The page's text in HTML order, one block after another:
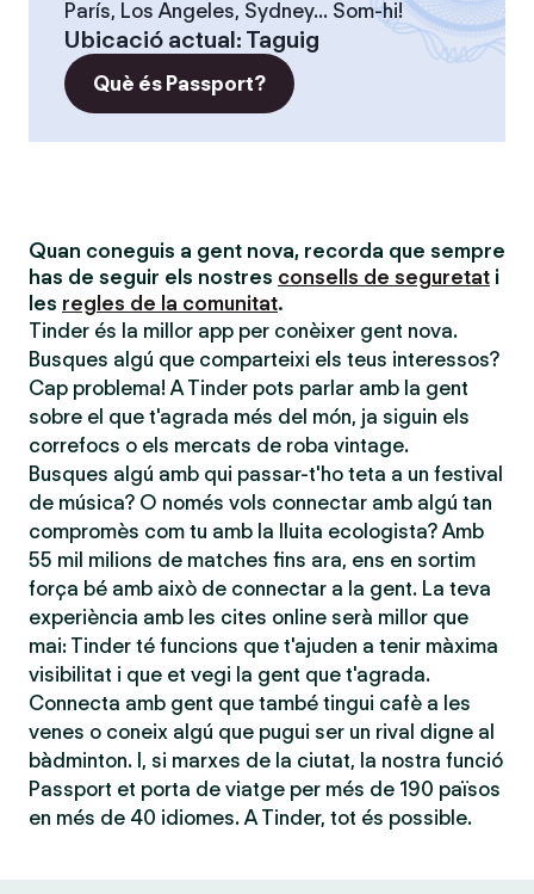
París, Los Angeles, Sydney... Som-hi!
Ubicació actual: Taguig
Què és Passport?
Quan coneguis a gent nova, recorda que sempre
has de seguir els nostres consells de seguretat i
les regles de la comunitat.
Tinder és la millor app per conèixer gent nova.
Busques algú que comparteixi els teus interessos?
Cap problema! A Tinder pots parlar amb la gent
sobre el que t'agrada més del món, ja siguin els
correfocs o els mercats de roba vintage.
Busques algú amb qui passar-t'ho teta a un festival
de música? O només vols connectar amb algú tan
compromès com tu amb la lluita ecologista? Amb
55 mil milions de matches fins ara, ens en sortim
força bé amb això de connectar a la gent. La teva
experiència amb les cites online serà millor que
mai: Tinder té funcions que t'ajuden a tenir màxima
visibilitat i que et vegi la gent que t'agrada.
Connecta amb gent que també tingui cafè a les
venes o coneix algú que pugui ser un rival digne al
bàdminton. I, si marxes de la ciutat, la nostra funció
Passport et porta de viatge per més de 190 països
en més de 40 idiomes. A Tinder, tot és possible.